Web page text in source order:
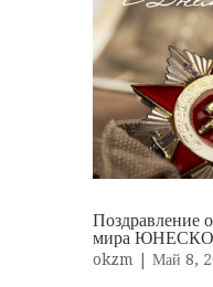
Поздравление
мира ЮНЕСКО
okzm | Май 8,